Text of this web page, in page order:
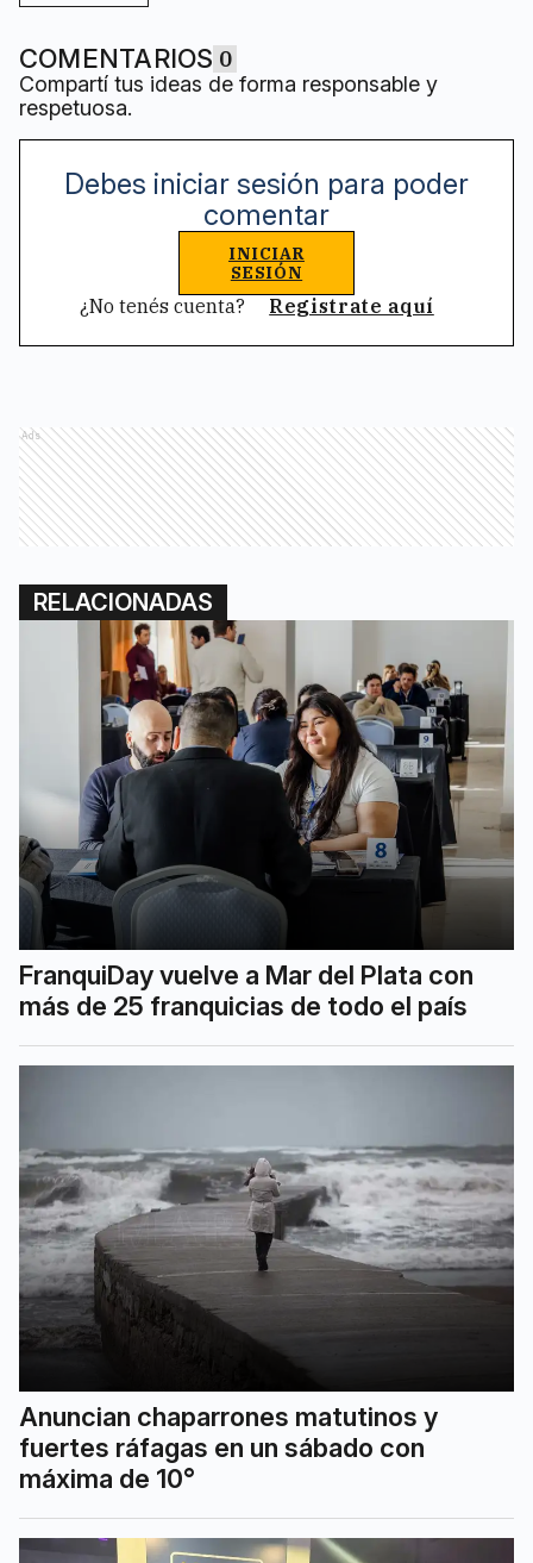
COMENTARIOS 0
Compartí tus ideas de forma responsable y
respetuosa.
Debes iniciar sesión para poder
comentar
INICIAR
SESIÓN
¿No tenés cuenta? Registrate aquí
Ads
RELACIONADAS
FranquiDay vuelve a Mar del Plata con
más de 25 franquicias de todo el país
Anuncian chaparrones matutinos y
fuertes ráfagas en un sábado con
máxima de 10°